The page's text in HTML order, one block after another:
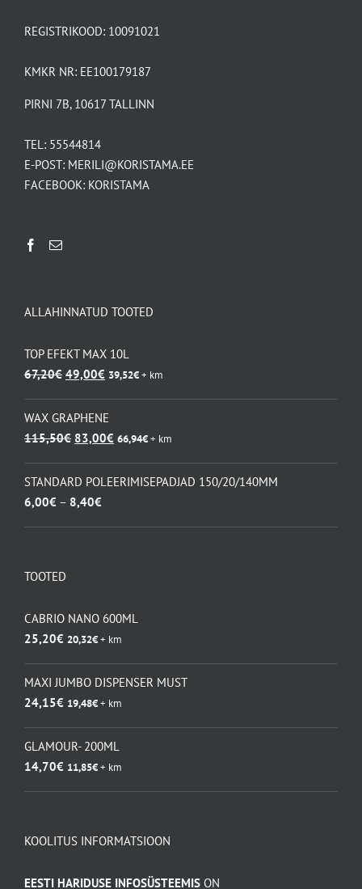
REGISTRIKOOD: 10091021
KMKR NR: EE100179187
PIRNI 7B, 10617 TALLINN
TEL: 55544814
E-POST: MERILI@KORISTAMA.EE
FACEBOOK: KORISTAMA
ALLAHINNATUD TOOTED
TOP EFEKT MAX 10L
67,20€ Algne
oli:
67,20€.
49,00€Praegune
on:
49,00€.
39,52€+ km
WAX GRAPHENE
115,50€ Algne
oli:
115,50€.
83,00€Praegune
on:
66,94€+ km
STANDARD POLEERIMISEPADJAD 150/20/140MM
6,00€ – 8,40€Hinnavahemik:
TOOTED
CABRIO NANO 600ML
25,20€ 20,32€+ km
MAXI JUMBO DISPENSER MUST
24,15€ 19,48€+ km
GLAMOUR- 200ML
14,70€ 11,85€+ km
KOOLITUS INFORMATSIOON
EESTI HARIDUSE INFOSÜSTEEMIS ON